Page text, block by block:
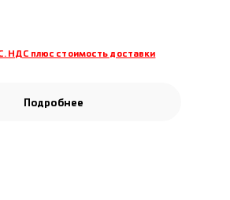
НДС плюс стоимость доставки
Подробнее